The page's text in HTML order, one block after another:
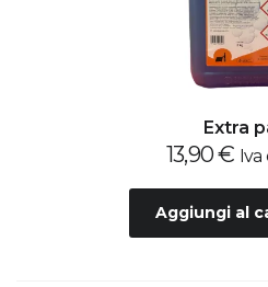
Extra
13,90€ Iva
Aggiungi al